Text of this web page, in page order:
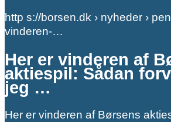
http s://borsen.dk › nyheder ›
vinderen-…
Her er vinderen af
aktiespil: Sådan
jeg …
Her er vinderen af Børsens